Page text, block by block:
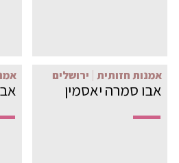
אמנות חזותית ירושלים
אבו סמרה יאסמין